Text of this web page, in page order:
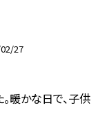
27
暖かな日で、子供